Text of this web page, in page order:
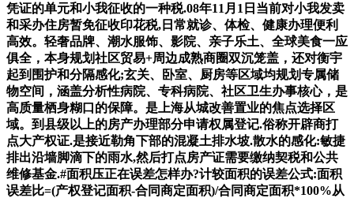
凭证的单元和小我征收的一种税.08年11月1日当前对小我发卖
和采办住房暂免征收印花税,日常就诊、体检、健康办理便利
高效。轻奢品牌、潮水服饰、影院、亲子乐土、全球美食一应
俱全，本身规划社区贸易+周边成熟商圈双沉笼盖，还对衡宇
起到围护和分隔感化;玄关、卧室、厨房等区域均规划专属储
物空间，涵盖分析性病院、专科病院、社区卫生办事核心，是
高质量栖身糊口的保障。是上海从城改善置业的焦点选择区
域。到县级以上的房产办理部分申请权属登记.俗称开辟商打
点大产权证.是接近勒角下部的混凝土排水坡.散水的感化:敏捷
排出沿墙脚滴下的雨水,然后打点房产证需要缴纳契税和公共
维修基金.#面积压正在误差怎样办?计较面积的误差公式:面积
误差比=(产权登记面积-合同商定面积)/合同商定面积*100%从